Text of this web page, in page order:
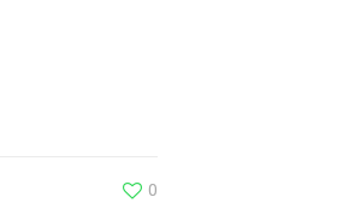
0